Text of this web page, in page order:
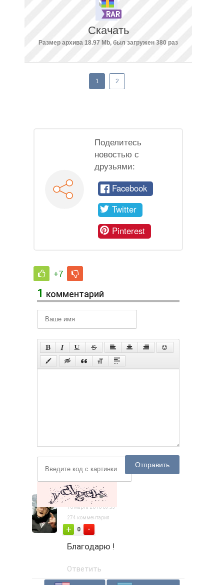
Скачать
Размер архива 18.97 Mb, был загружен 380 раз
1 2
Поделитесь
новостью с
друзьями:
Facebook
Twitter
Pinterest
+7
1 комментарий
Отправить
Captain
10 марта 2016 09:53
274 комментария
+ 0 -
Благодарю !
Ответить